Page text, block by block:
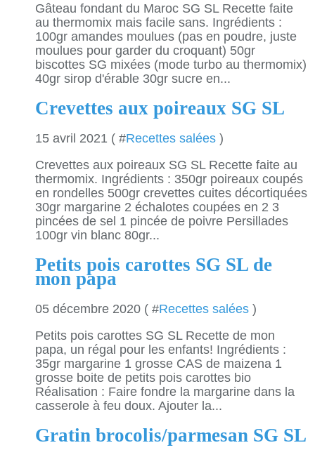
Gâteau fondant du Maroc SG SL Recette faite
au thermomix mais facile sans. Ingrédients :
100gr amandes moulues (pas en poudre, juste
moulues pour garder du croquant) 50gr
biscottes SG mixées (mode turbo au thermomix)
40gr sirop d'érable 30gr sucre en...
Crevettes aux poireaux SG SL
15 avril 2021 ( #Recettes salées )
Crevettes aux poireaux SG SL Recette faite au
thermomix. Ingrédients : 350gr poireaux coupés
en rondelles 500gr crevettes cuites décortiquées
30gr margarine 2 échalotes coupées en 2 3
pincées de sel 1 pincée de poivre Persillades
100gr vin blanc 80gr...
Petits pois carottes SG SL de
mon papa
05 décembre 2020 ( #Recettes salées )
Petits pois carottes SG SL Recette de mon
papa, un régal pour les enfants! Ingrédients :
35gr margarine 1 grosse CAS de maizena 1
grosse boite de petits pois carottes bio
Réalisation : Faire fondre la margarine dans la
casserole à feu doux. Ajouter la...
Gratin brocolis/parmesan SG SL